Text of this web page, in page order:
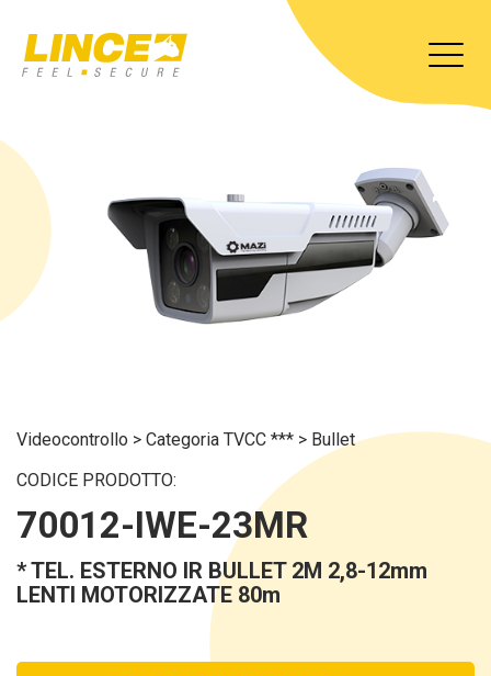
Videocontrollo > Categoria TVCC *** > Bullet
CODICE PRODOTTO:
70012-IWE-23MR
* TEL. ESTERNO IR BULLET 2M 2,8-12mm
LENTI MOTORIZZATE 80m